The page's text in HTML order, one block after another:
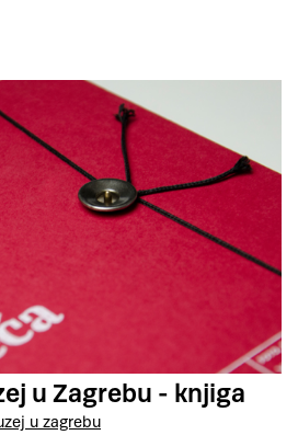
u Zagrebu - knjiga
u zagrebu